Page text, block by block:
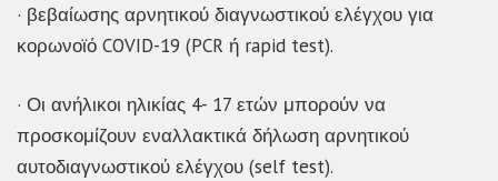
· βεβαίωσης αρνητικού διαγνωστικού ελέγχου για
κορωνοϊό COVID-19 (PCR ή rapid test).
· Οι ανήλικοι ηλικίας 4- 17 ετών μπορούν να
προσκομίζουν εναλλακτικά δήλωση αρνητικού
αυτοδιαγνωστικού ελέγχου (self test).